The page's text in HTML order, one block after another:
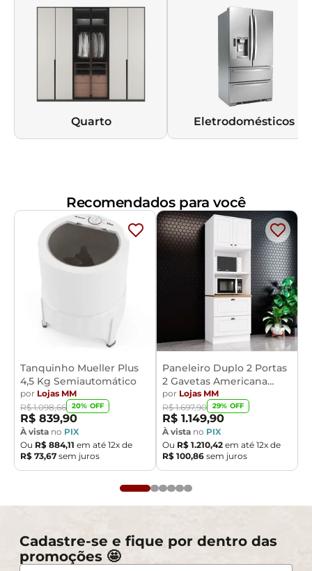
Quarto Eletrodomésticos
Recomendados para você
Tanquinho Mueller Plus
4,5 Kg Semiautomático
por Lojas MM
R$ 1.098,66 20% OFF
R$ 839,90
À vista no PIX
Ou R$ 884,11 em até 12x de
R$ 73,67 sem juros
Paneleiro Duplo 2 Portas
2 Gavetas Americana
Henn
por Lojas MM
R$ 1.697,90 29% OFF
R$ 1.149,90
À vista no PIX
Ou R$ 1.210,42 em até 12x de
R$ 100,86 sem juros
Cadastre-se e fique por dentro das
promoções 🤩